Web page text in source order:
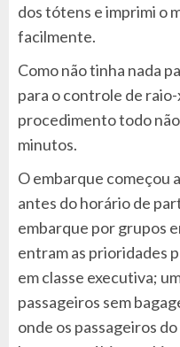
dos tótens e imprimi o
facilmente.
Como não tinha nada
para o controle de
procedimento todo
minutos.
O embarque começou
antes do horário de
embarque por grupos
entram as prioridades
em classe executiva;
passageiros sem
onde os passageiros